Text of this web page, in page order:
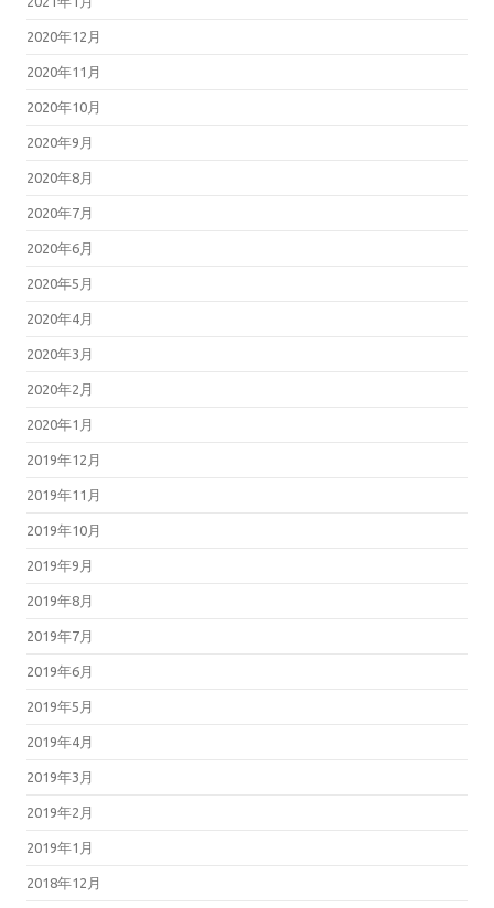
2020年12月
2020年11月
2020年10月
2020年9月
2020年8月
2020年7月
2020年6月
2020年5月
2020年4月
2020年3月
2020年2月
2020年1月
2019年12月
2019年11月
2019年10月
2019年9月
2019年8月
2019年7月
2019年6月
2019年5月
2019年4月
2019年3月
2019年2月
2019年1月
2018年12月